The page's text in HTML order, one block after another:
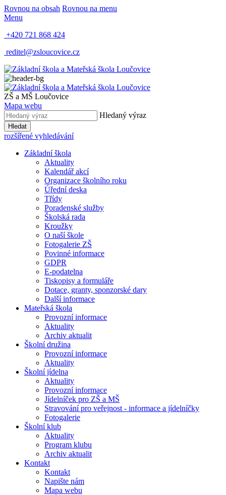
Rovnou na obsah Rovnou na menu
Menu
+420 721 868 424
reditel@zsloucovice.cz
ZŠ a MŠ Loučovice
Mapa webu
Hledaný výraz
Hledat
rozšířené vyhledávání
Základní škola
Aktuality
Kalendář akcí
Organizace školního roku
Úřední deska
Třídy
Poradenské služby
Školská rada
Kroužky
O naší škole
Fotogalerie ZŠ
Povinné informace
GDPR
E-podatelna
Tiskopisy a formuláře
Dotace, granty, sponzorské dary
Další informace
Mateřská škola
Provozní informace
Aktuality
Archiv aktualit
Školní družina
Provozní informace
Aktuality
Školní jídelna
Aktuality
Provozní informace
Jídelníček pro ZŠ a MŠ
Stravování pro veřejnost - informace a jídelníčky
Fotogalerie
Školní klub
Aktuality
Program klubu
Archiv aktualit
Kontakt
Kontakt
Napište nám
Mapa webu